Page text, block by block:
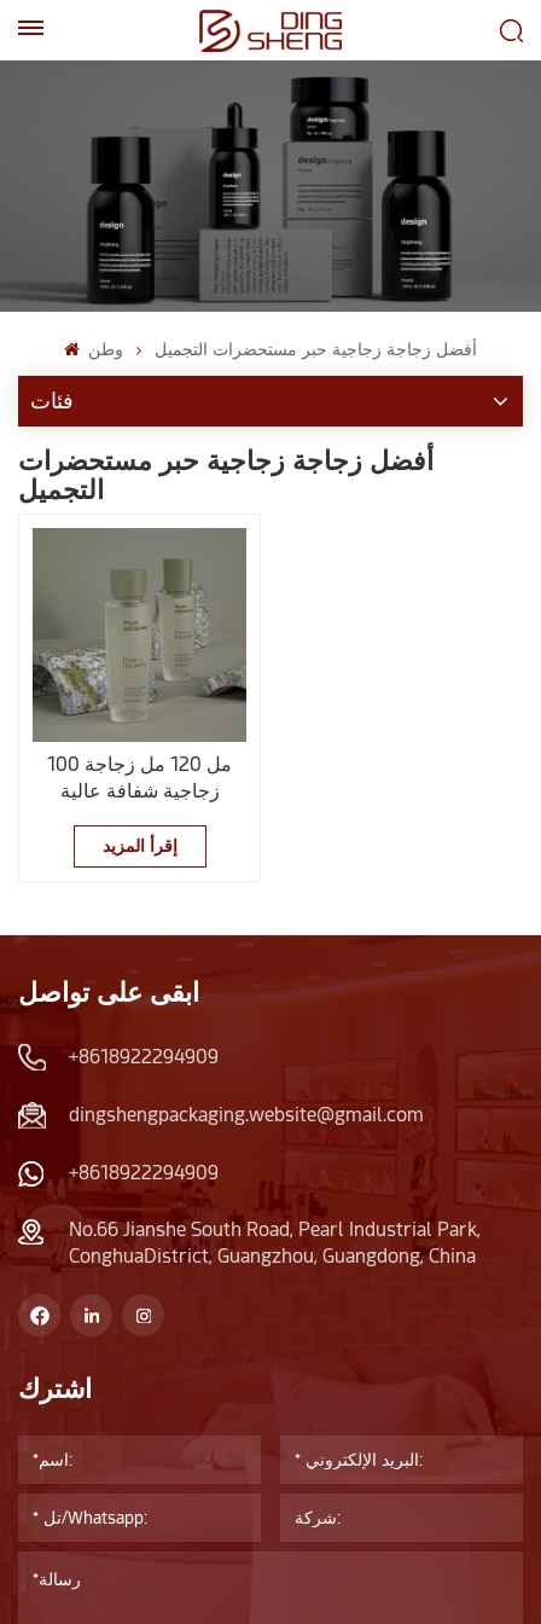
وطن أفضل زجاجة زجاجية حبر مستحضرات التجميل
فئات
أفضل زجاجة زجاجية حبر مستحضرات
التجميل
100 مل 120 مل زجاجة
زجاجية شفافة عالية
إقرأ المزيد
ابقى على تواصل
+8618922294909
dingshengpackaging.website@gmail.com
+8618922294909
No.66 Jianshe South Road, Pearl Industrial Park,
ConghuaDistrict, Guangzhou, Guangdong, China
اشترك